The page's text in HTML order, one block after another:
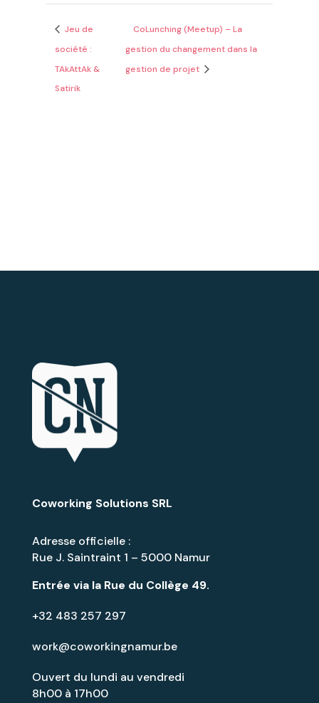
Jeu de
société :
TAkAttAk &
Satirik
CoLunching (Meetup) – La
gestion du changement dans la
gestion de projet
Coworking Solutions SRL
Adresse officielle :
Rue J. Saintraint 1 – 5000 Namur
Entrée via la Rue du Collège 49.
+32 483 257 297
work@coworkingnamur.be
Ouvert du lundi au vendredi
8h00 à 17h00